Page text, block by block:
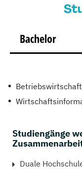
Bachelor
Betriebswirtschaft
Studiengänge
Duale